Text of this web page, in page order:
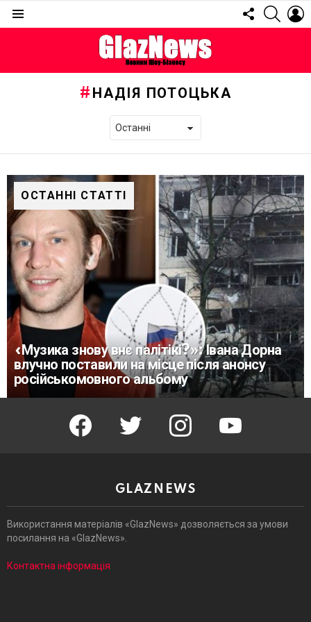
FOLLOW
US
НАДІЯ ПОТОЦЬКА
ОСТАННІ СТАТТІ
«Музика знову внє палітікі?»: Івана Дорна
влучно поставили на місце після анонсу
російськомовного альбому
facebook twitter instagram youtube
GLAZNEWS
Використання матеріалів «GlazNews» дозволяється за умови
посилання на «GlazNews».
Контактна інформація